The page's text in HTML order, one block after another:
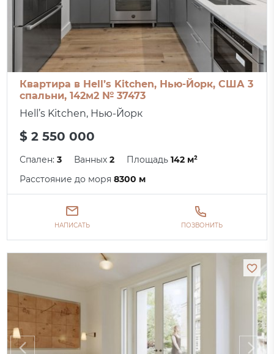
Квартира в Hell’s Kitchen, Нью-Йорк, США 3
спальни, 142м2 № 37473
Hell’s Kitchen, Нью-Йорк
$ 2 550 000
Спален:3 Ванных2 Площадь142 м²
Расстояние до моря8300 м
НАПИСАТЬ ПОЗВОНИТЬ